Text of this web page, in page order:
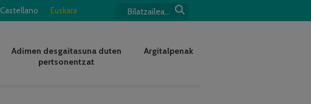
Castellano Euskara
Adimen desgaitasuna duten
pertsonentzat
Argitalpenak